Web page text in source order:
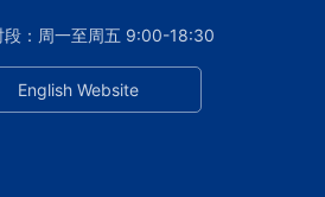
段：周一至周五 9:00-18:30
English Website